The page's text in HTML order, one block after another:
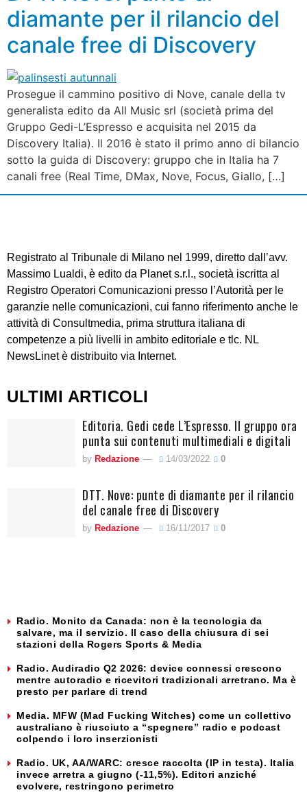
diamante per il rilancio del
canale free di Discovery
Prosegue il cammino positivo di Nove, canale della tv
generalista edito da All Music srl (società prima del
Gruppo Gedi-L’Espresso e acquisita nel 2015 da
Discovery Italia). Il 2016 è stato il primo anno di bilancio
sotto la guida di Discovery: gruppo che in Italia ha 7
canali free (Real Time, DMax, Nove, Focus, Giallo, […]
Registrato al Tribunale di Milano nel 1999, diretto dall’avv.
Massimo Lualdi, è edito da Planet s.r.l., società iscritta al
Registro Operatori Comunicazioni presso l’Autorità per le
garanzie nelle comunicazioni, cui fanno riferimento anche le
attività di Consultmedia, prima struttura italiana di
competenze a più livelli in ambito editoriale e tlc. NL
NewsLinet è distribuito via Internet.
ULTIMI ARTICOLI
Editoria. Gedi cede L’Espresso. Il gruppo ora
punta sui contenuti multimediali e digitali
by Redazione 14/03/2022 0
DTT. Nove: punte di diamante per il rilancio
del canale free di Discovery
by Redazione 16/11/2017 0
Radio. Monito da Canada: non è la tecnologia da
salvare, ma il servizio. Il caso della chiusura di sei
stazioni della Rogers Sports & Media
Radio. Audiradio Q2 2026: device connessi crescono
mentre autoradio e ricevitori tradizionali arretrano. Ma è
presto per parlare di trend
Media. MFW (Mad Fucking Witches) come un collettivo
australiano è riusciuto a “spegnere” radio e podcast
colpendo i loro inserzionisti
Radio. UK, AA/WARC: cresce raccolta (IP in testa). Italia
invece arretra a giugno (-11,5%). Editori anziché
evolvere, restringono perimetro